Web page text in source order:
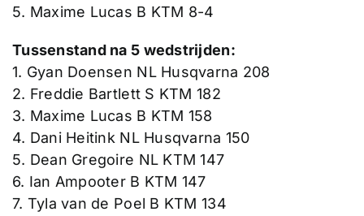
5. Maxime Lucas B KTM 8-4
Tussenstand na 5 wedstrijden:
1. Gyan Doensen NL Husqvarna 208
2. Freddie Bartlett S KTM 182
3. Maxime Lucas B KTM 158
4. Dani Heitink NL Husqvarna 150
5. Dean Gregoire NL KTM 147
6. Ian Ampooter B KTM 147
7. Tyla van de Poel B KTM 134